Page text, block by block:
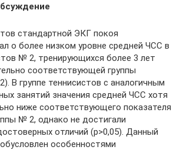
стандартной ЭКГ покоя
о более низком уровне средней ЧСС в
№ 2, тренирующихся более 3 лет
соответствующей группы
В группе теннисистов с аналогичным
занятий значения средней ЧСС хотя
ниже соответствующего показателя
№ 2, однако не достигали
отличий (p>0,05). Данный
особенностями